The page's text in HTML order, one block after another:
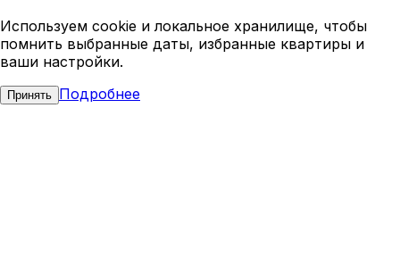
Используем cookie и локальное хранилище, чтобы
помнить выбранные даты, избранные квартиры и
ваши настройки.
Принять Подробнее